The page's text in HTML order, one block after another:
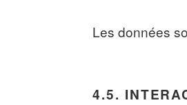
Les données
4.5.